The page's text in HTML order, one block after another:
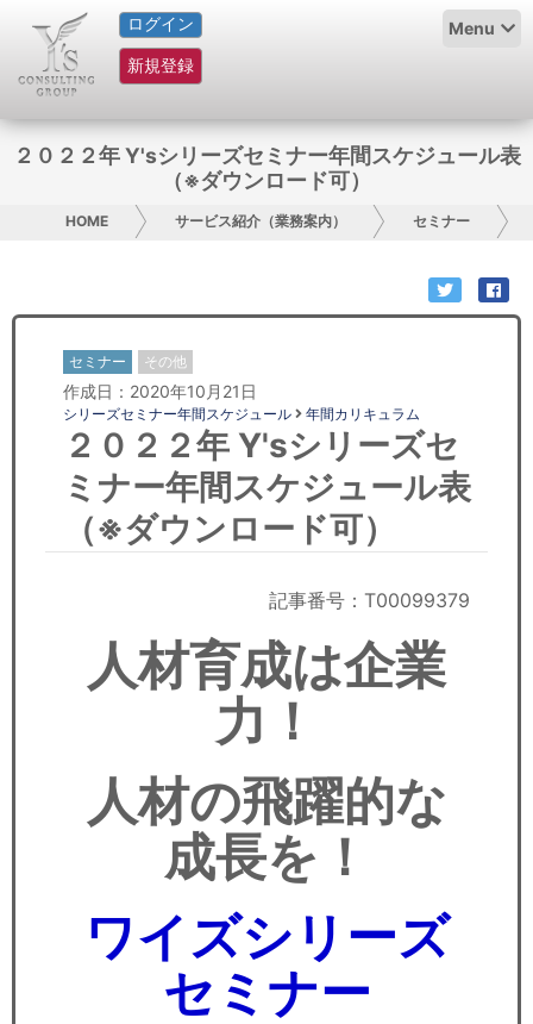
ログイン
新規登録
Menu
HOME
サービス紹介
お問い合わせ
日本人にPR
コンサルティング
リサーチ
セミナー
労務顧問
２０２２年 Y'sシリーズセミナー年間スケジュール表
（※ダウンロード可）
HOME サービス紹介（業務案内） セミナー
セミナー その他
作成日：2020年10月21日
シリーズセミナー年間スケジュール 年間カリキュラム
２０２２年 Y'sシリーズセ
ミナー年間スケジュール表
（※ダウンロード可）
記事番号：T00099379
人材育成は企業
力！
人材の飛躍的な
成長を！
ワイズシリーズ
セミナー